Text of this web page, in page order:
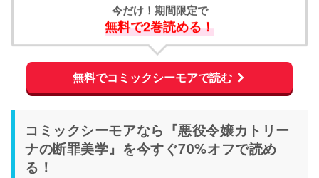
今だけ！期間限定で
無料で2巻読める！
無料でコミックシーモアで読む
コミックシーモアなら『悪役令嬢カトリー
ナの断罪美学』を今すぐ70%オフで読め
る！